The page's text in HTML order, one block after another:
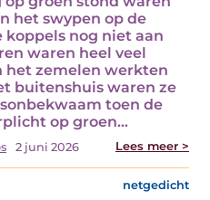
het swypen op de
nog niet aan
waren heel veel
het zemelen werkten
buitenshuis waren ze
toen de
op groen…
2 juni 2026 Lees meer >
netgedicht